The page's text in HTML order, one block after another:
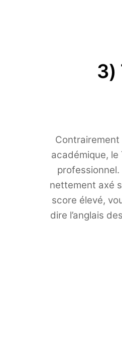
3)
Contrairement
académique,
nettement axé
score élevé,
dire l’anglais